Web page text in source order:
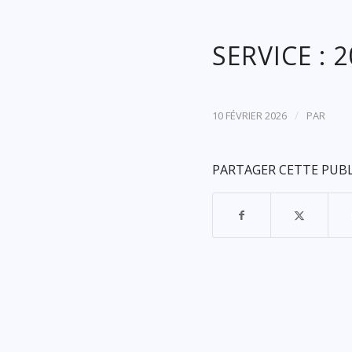
SERVICE :
10 FÉVRIER 2026 / PAR
PARTAGER CETTE